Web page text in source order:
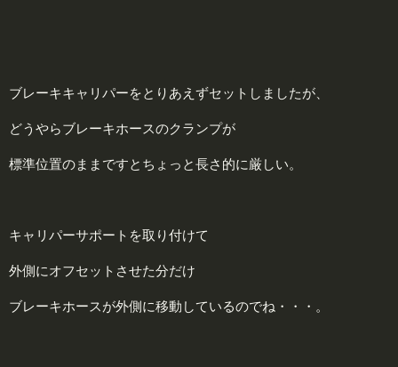
ブレーキキャリパーをとりあえずセットしましたが、
どうやらブレーキホースのクランプが
標準位置のままですとちょっと長さ的に厳しい。
キャリパーサポートを取り付けて
外側にオフセットさせた分だけ
ブレーキホースが外側に移動しているのでね・・・。